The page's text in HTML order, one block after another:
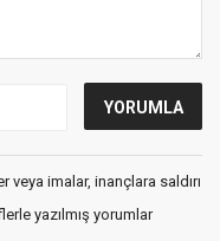
imalar, inançlara saldırı
yazılmış yorumlar